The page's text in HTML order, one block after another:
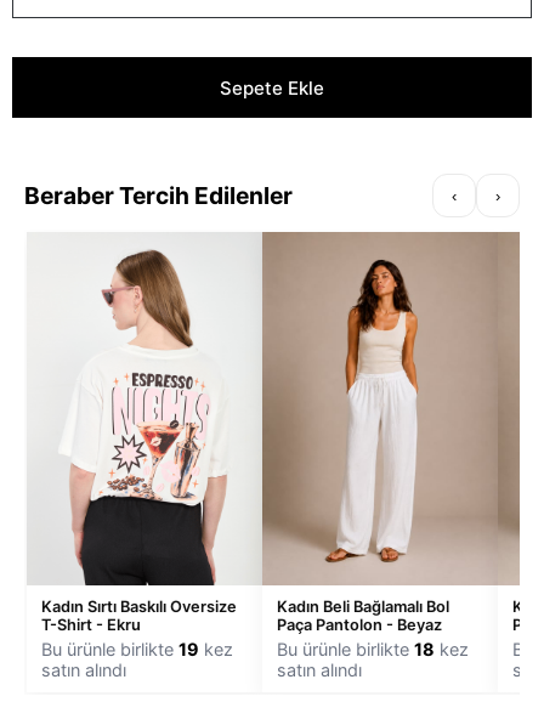
Beraber Tercih Edilenler ‹ ›
Kadın Sırtı Baskılı Oversize
T-Shirt - Ekru
Bu ürünle birlikte 19 kez
satın alındı
Kadın Beli Bağlamalı Bol
Paça Pantolon - Beyaz
Bu ürünle birlikte 18 kez
satın alındı
Bu